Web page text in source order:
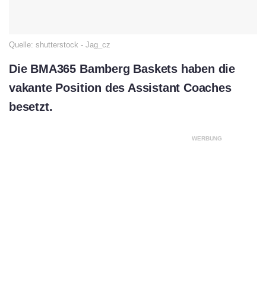
Quelle: shutterstock - Jag_cz
Die BMA365 Bamberg Baskets haben die
vakante Position des Assistant Coaches
besetzt.
WERBUNG